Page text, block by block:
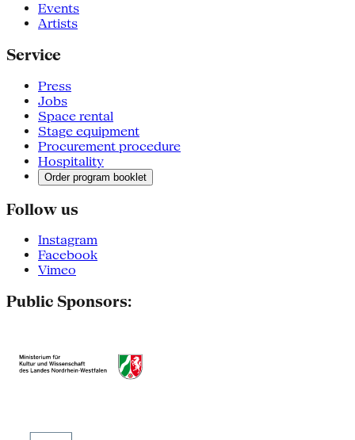
Events
Artists
Service
Press
Jobs
Space rental
Stage equipment
Procurement procedure
Hospitality
Order program booklet
Follow us
Instagram
Facebook
Vimeo
Public Sponsors: